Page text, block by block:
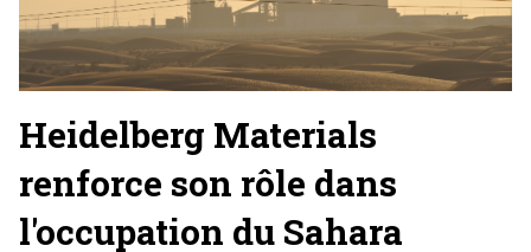
Heidelberg Materials
renforce son rôle dans
l'occupation du Sahara